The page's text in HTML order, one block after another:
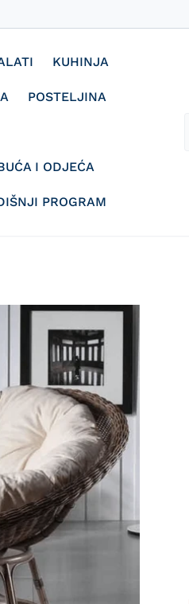
KUHINJA
POSTELJINA
I ODJEĆA
PROGRAM
1 u prikazu galerije